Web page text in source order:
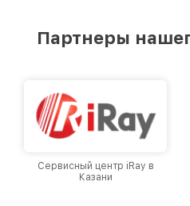
лучшим сервисным
Партнеры
Сервисный центр iRay в
Казани